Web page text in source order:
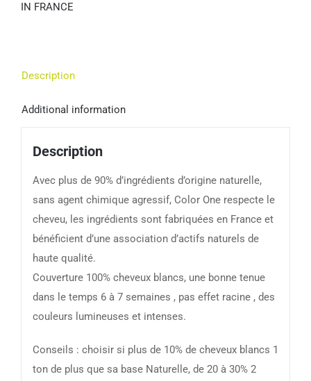
IN FRANCE
Description
Additional information
Description
Avec plus de 90% d’ingrédients d’origine naturelle,
sans agent chimique agressif, Color One respecte le
cheveu, les ingrédients sont fabriquées en France et
bénéficient d’une association d’actifs naturels de
haute qualité.
Couverture 100% cheveux blancs, une bonne tenue
dans le temps 6 à 7 semaines , pas effet racine , des
couleurs lumineuses et intenses.
Conseils : choisir si plus de 10% de cheveux blancs 1
ton de plus que sa base Naturelle, de 20 à 30% 2